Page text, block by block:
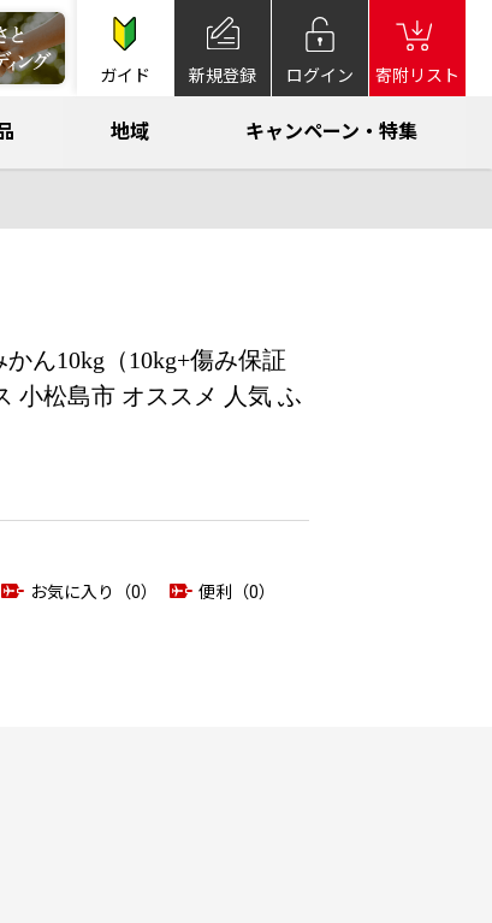
ガイド 新規登録 ログイン 寄附リスト
地域 キャンペーン・特集
かん10kg（10kg+傷み保証
小松島市 オススメ 人気 ふ
お気に入り（0）
便利（0）